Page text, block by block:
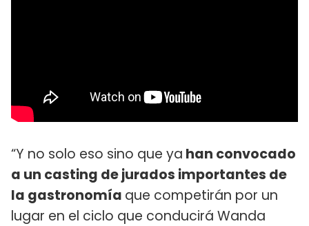
“Y no solo eso sino que ya han convocado
a un casting de jurados importantes de
la gastronomía que competirán por un
lugar en el ciclo que conducirá Wanda